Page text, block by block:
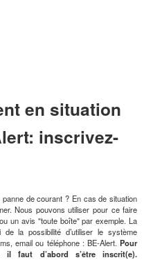
en situation
inscrivez-
de courant ? En cas de situation
Nous pouvons utiliser pour ce faire
ou un avis "toute boîte" par exemple. La
la possibilité d’utiliser le système
email ou téléphone : BE-Alert.Pour
il faut d’abord s’être inscrit(e).